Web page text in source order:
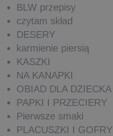
BLW przepisy
czytam skład
DESERY
karmienie piersią
KASZKI
NA KANAPKI
OBIAD DLA DZIECKA
PAPKI I PRZECIERY
Pierwsze smaki
PLACUSZKI I GOFRY